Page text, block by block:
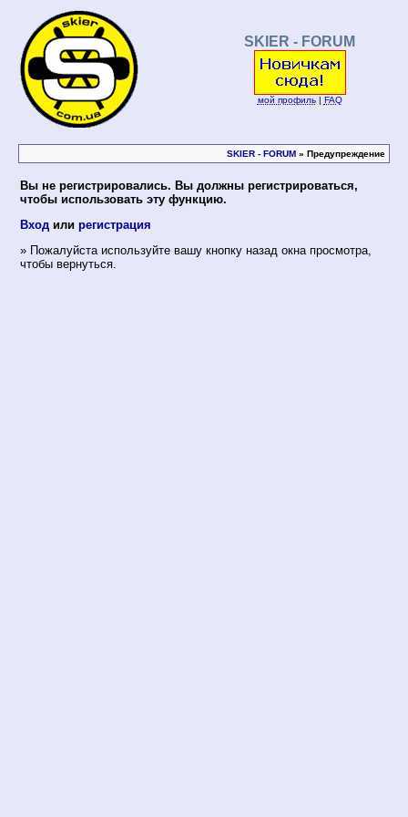
SKIER - FORUM
мой профиль| FAQ
SKIER - FORUM » Предупреждение
Вы не регистрировались. Вы должны регистрироваться,
чтобы использовать эту функцию.
Вход или регистрация
» Пожалуйста используйте вашу кнопку назад окна просмотра,
чтобы вернуться.